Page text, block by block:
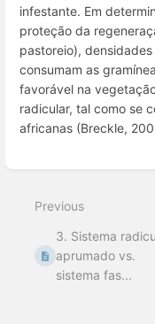
infestante. Em
proteção da
pastoreio),
consumam as
favorável na
radicular, tal como se
africanas (Breckle,
mode
Previous
3. Sistema
aprumado vs.
sistema fas...